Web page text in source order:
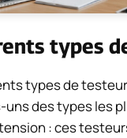
types
types de
uns des types les
: ces